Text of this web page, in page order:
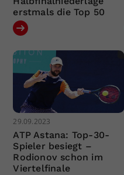
erstmals die Top 50
29.09.2023
ATP Astana: Top-30-
Spieler besiegt –
Rodionov schon im
Viertelfinale